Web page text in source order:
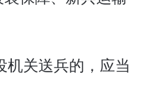
机关送兵的，应当